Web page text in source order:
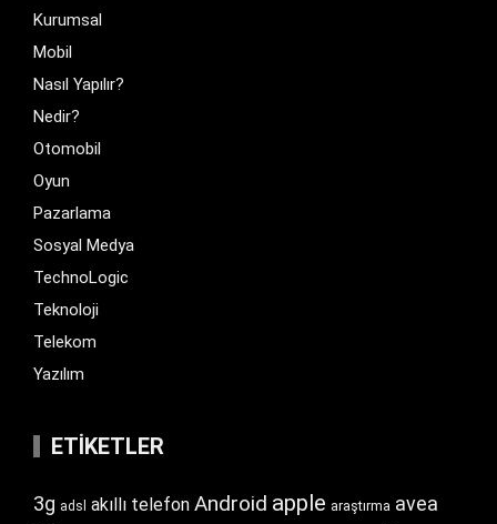
Kurumsal
Mobil
Nasıl Yapılır?
Nedir?
Otomobil
Oyun
Pazarlama
Sosyal Medya
TechnoLogic
Teknoloji
Telekom
Yazılım
ETIKETLER
3g adsl akıllı telefon Android apple araştırma avea